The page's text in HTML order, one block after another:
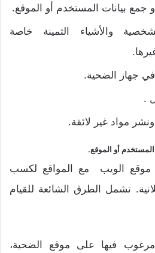
جمع بيانات المستخدم أو الموقع.
والأشياء الثمينة خاصة
في جهاز الضحية.
.
مواد غير لائقة.
المستخدم أو الموقع.
موقع الويب مع المواقع لكسب
تشمل الطرق الشائعة للقيام
فيها على موقع الضحية،